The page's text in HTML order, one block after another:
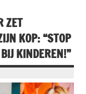
ZET
KOP: “STOP
KINDEREN!”